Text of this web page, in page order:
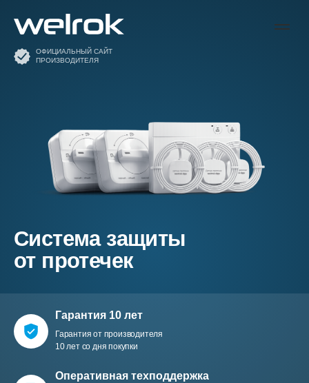
Система защиты
от протечек
Гарантия 10 лет
Гарантия от производителя
10 лет со дня покупки
Оперативная техподдержка
ОФИЦИАЛЬНЫЙ САЙТ
ПРОИЗВОДИТЕЛЯ